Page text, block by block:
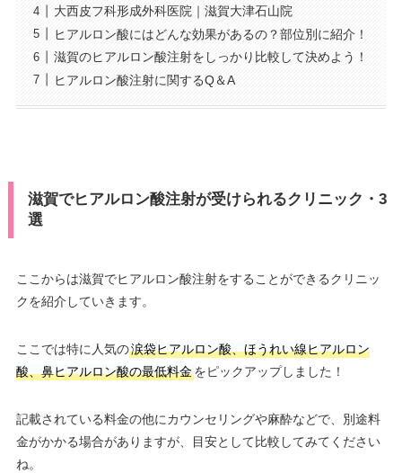
大西皮フ科形成外科医院｜滋賀大津石山院
ヒアルロン酸にはどんな効果があるの？部位別に紹介！
滋賀のヒアルロン酸注射をしっかり比較して決めよう！
ヒアルロン酸注射に関するQ＆A
滋賀でヒアルロン酸注射が受けられるクリニック・3
選
ここからは滋賀でヒアルロン酸注射をすることができるクリニッ
クを紹介していきます。
ここでは特に人気の涙袋ヒアルロン酸、ほうれい線ヒアルロン
酸、鼻ヒアルロン酸の最低料金をピックアップしました！
記載されている料金の他にカウンセリングや麻酔などで、別途料
金がかかる場合がありますが、目安として比較してみてください
ね。